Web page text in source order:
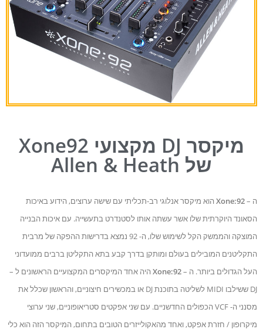
מיקסר DJ מקצועי Xone92
של Allen & Heath
ה –Xone:92הוא מיקסר אנלוגי רב-תכליתי עם שישה ערוצים, הידוע באיכות
הסאונד היוקרתית שלו אשר עשתה אותו לסטנדרט בתעשייה. עם איכות הבנייה
המוצקה והממשק הקל לשימוש שלו, ה- 92 נמצא בדרישות ההפקה של מרבית
התקליטנים המובילים בעולם ומותקן בדרך קבע בתא התקליטן ברבים ממועדוני
העל הגדולים ביותר. ה –Xone:92היה אחד המיקסרים המקצועיים הראשונים ל –
DJ ששילבו MIDI לשליטה בתוכנת DJ או במכשירים חיצוניים, והראשון שכלל את
מסנני ה- VCF הכפולים החדשניים. עם שני אפקטים סטריאופוניים, שני ערוצי
מיקרופון / חזרת אפקט, ואחד מהאקולייזרים הטובים בתחום, המיקסר הזה הוא כלי